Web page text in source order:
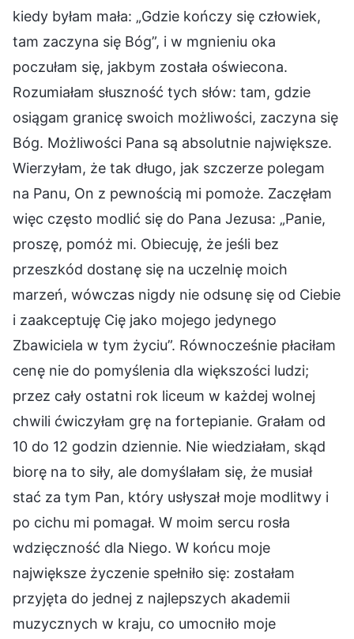
kiedy byłam mała: „Gdzie kończy się człowiek,
tam zaczyna się Bóg”, i w mgnieniu oka
poczułam się, jakbym została oświecona.
Rozumiałam słuszność tych słów: tam, gdzie
osiągam granicę swoich możliwości, zaczyna się
Bóg. Możliwości Pana są absolutnie największe.
Wierzyłam, że tak długo, jak szczerze polegam
na Panu, On z pewnością mi pomoże. Zaczęłam
więc często modlić się do Pana Jezusa: „Panie,
proszę, pomóż mi. Obiecuję, że jeśli bez
przeszkód dostanę się na uczelnię moich
marzeń, wówczas nigdy nie odsunę się od Ciebie
i zaakceptuję Cię jako mojego jedynego
Zbawiciela w tym życiu”. Równocześnie płaciłam
cenę nie do pomyślenia dla większości ludzi;
przez cały ostatni rok liceum w każdej wolnej
chwili ćwiczyłam grę na fortepianie. Grałam od
10 do 12 godzin dziennie. Nie wiedziałam, skąd
biorę na to siły, ale domyślałam się, że musiał
stać za tym Pan, który usłyszał moje modlitwy i
po cichu mi pomagał. W moim sercu rosła
wdzięczność dla Niego. W końcu moje
największe życzenie spełniło się: zostałam
przyjęta do jednej z najlepszych akademii
muzycznych w kraju, co umocniło moje